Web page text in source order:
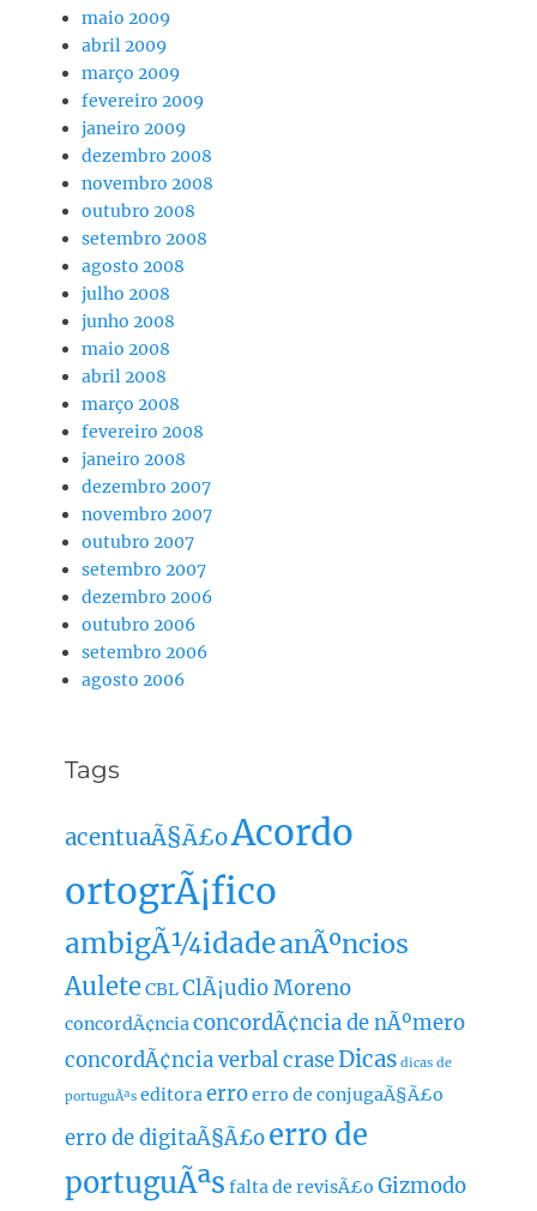
maio 2009
abril 2009
março 2009
fevereiro 2009
janeiro 2009
dezembro 2008
novembro 2008
outubro 2008
setembro 2008
agosto 2008
julho 2008
junho 2008
maio 2008
abril 2008
março 2008
fevereiro 2008
janeiro 2008
dezembro 2007
novembro 2007
outubro 2007
setembro 2007
dezembro 2006
outubro 2006
setembro 2006
agosto 2006
Tags
acentuaÃ§Ã£oAcordo
ortogrÃ¡fico
ambigÃ¼idadeanÃºncios
AuleteCBLClÃ¡udio Moreno
concordÃ¢nciaconcordÃ¢ncia de nÃºmero
concordÃ¢ncia verbalcraseDicas dicas de
portuguÃªs editoraerroerro de conjugaÃ§Ã£o
erro de digitaÃ§Ã£oerro de
portuguÃªs falta de revisÃ£o Gizmodo